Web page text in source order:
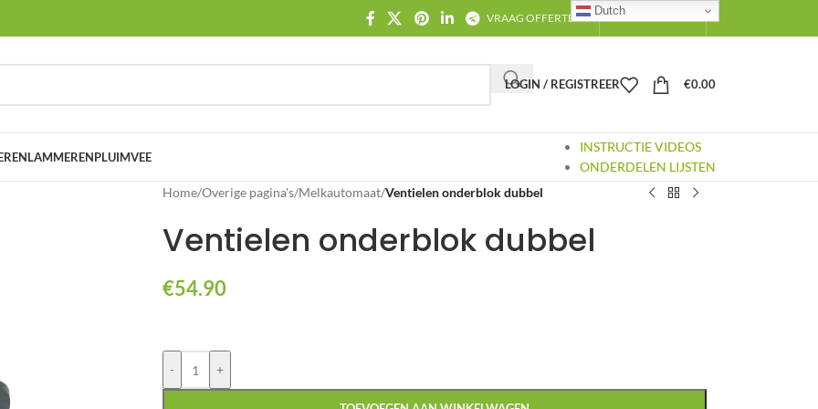
VRAAG OFFERTE AANCONTACTOVER ONS
LOGIN / REGISTREER €0.00
LAMMERENPLUIMVEE
INSTRUCTIE VIDEOS
ONDERDELEN LIJSTEN
Home/Overige pagina's/Melkautomaat/Ventielen onderblok dubbel
Ventielen onderblok dubbel
€54.90
- +
Dutch